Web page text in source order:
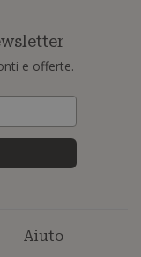
e offerte.
Aiuto